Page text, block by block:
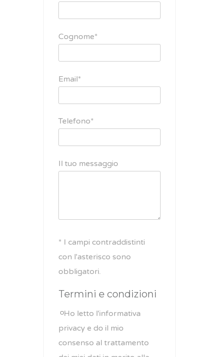
Cognome*
Email*
Telefono*
Il tuo messaggio
* I campi contraddistinti
con l'asterisco sono
obbligatori.
Termini e condizioni
Ho letto l'informativa
privacy e do il mio
consenso al trattamento